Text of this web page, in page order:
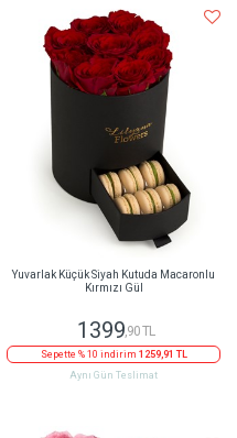
Yuvarlak Küçük Siyah Kutuda Macaronlu
Kırmızı Gül
1399 ,90 TL
Sepette % 10 indirim 1259,91 TL
Aynı Gün Teslimat